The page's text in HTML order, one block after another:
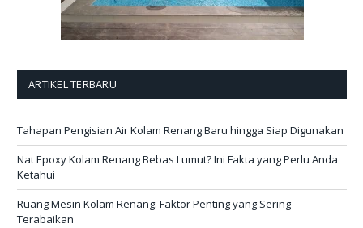
ARTIKEL TERBARU
Tahapan Pengisian Air Kolam Renang Baru hingga Siap Digunakan
Nat Epoxy Kolam Renang Bebas Lumut? Ini Fakta yang Perlu Anda
Ketahui
Ruang Mesin Kolam Renang: Faktor Penting yang Sering
Terabaikan